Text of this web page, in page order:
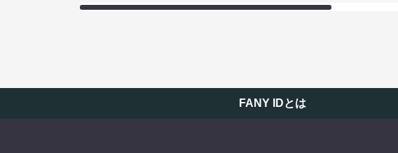
FANY IDとは